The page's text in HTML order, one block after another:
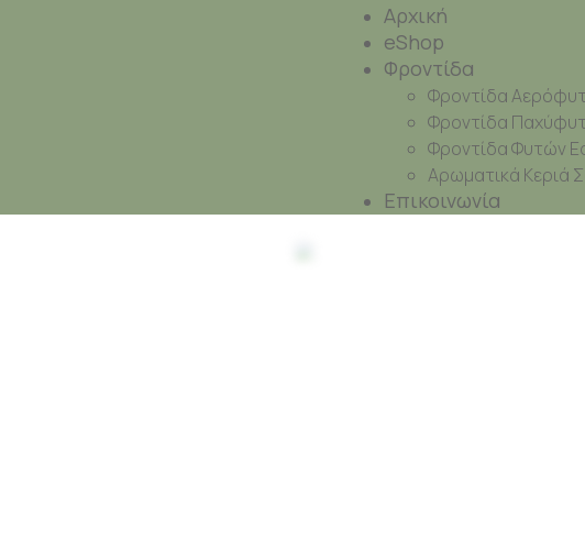
Αρχική
eShop
Φροντίδα
Φροντίδα
Φροντίδα
Φροντίδα Φυτών
Αρωματικά Κεριά
Επικοινωνία